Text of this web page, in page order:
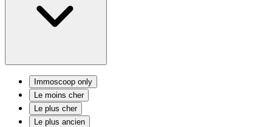
Immoscoop only
Le moins cher
Le plus cher
Le plus ancien